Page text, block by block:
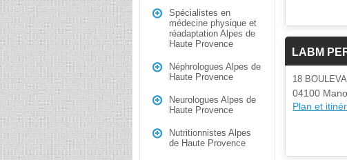
Spécialistes en
médecine physique et
réadaptation Alpes de
Haute Provence
Néphrologues Alpes de
Haute Provence
Neurologues Alpes de
Haute Provence
Nutritionnistes Alpes
de Haute Provence
LABM
18
04100
Plan et